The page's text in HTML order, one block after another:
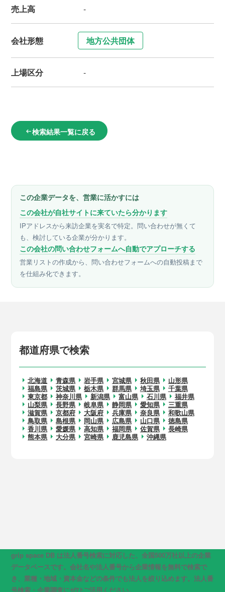
売上高 -
会社形態 地方公共団体
上場区分 -
arrow_left_alt検索結果一覧に戻る
この企業データを、営業に活かすには
この会社が自社サイトに来ていたら分かります
IPアドレスから来訪企業を実名で特定。問い合わせが無くて
も、検討している企業が分かります。
この会社の問い合わせフォームへ自動でアプローチする
営業リストの作成から、問い合わせフォームへの自動投稿まで
を仕組み化できます。
都道府県で検索
北海道 青森県 岩手県 宮城県 秋田県
山形県
福島県
茨城県 栃木県 群馬県 埼玉県
千葉県
東京都
神奈川県 新潟県 富山県 石川県
福井県
山梨県
長野県 岐阜県 静岡県 愛知県
三重県
滋賀県
京都府 大阪府 兵庫県 奈良県
和歌山県
鳥取県
島根県 岡山県 広島県 山口県
徳島県
香川県
愛媛県 高知県 福岡県 佐賀県
長崎県
熊本県
大分県 宮崎県 鹿児島県 沖縄県
grip space DB は法人番号検索に対応した、全国500万社以上の企業
データベースです。会社名や法人番号から企業情報を無料で検索で
き、業種・地域・資本金などの条件でも法人を絞り込めます。法人番
号検索・企業調査にぜひご活用ください。